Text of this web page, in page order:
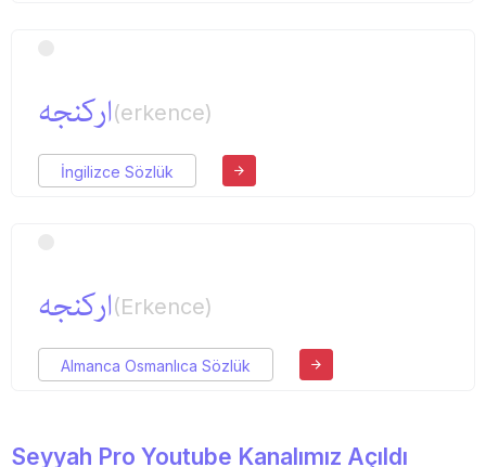
اركنجه(erkence)
İngilizce Sözlük
اركنجه(Erkence)
Almanca Osmanlıca Sözlük
Seyyah Pro Youtube Kanalımız Açıldı